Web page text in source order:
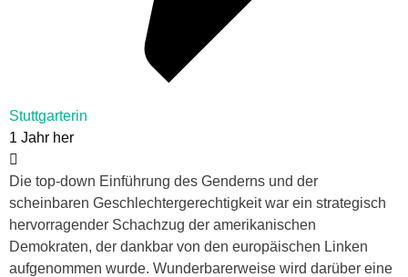
Stuttgarterin
1 Jahr her
Die top-down Einführung des Genderns und der
scheinbaren Geschlechtergerechtigkeit war ein strategisch
hervorragender Schachzug der amerikanischen
Demokraten, der dankbar von den europäischen Linken
aufgenommen wurde. Wunderbarerweise wird darüber eine